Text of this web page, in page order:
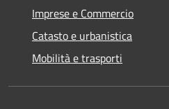
Imprese e Commercio
Catasto e urbanistica
Mobilità e trasporti